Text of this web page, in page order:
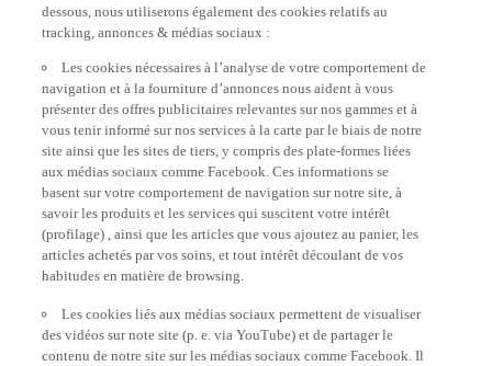
dessous, nous utiliserons également des cookies relatifs au
tracking, annonces & médias sociaux :
Les cookies nécessaires à l’analyse de votre comportement de
navigation et à la fourniture d’annonces nous aident à vous
présenter des offres publicitaires relevantes sur nos gammes et à
vous tenir informé sur nos services à la carte par le biais de notre
site ainsi que les sites de tiers, y compris des plate-formes liées
aux médias sociaux comme Facebook. Ces informations se
basent sur votre comportement de navigation sur notre site, à
savoir les produits et les services qui suscitent votre intérêt
(profilage) , ainsi que les articles que vous ajoutez au panier, les
articles achetés par vos soins, et tout intérêt découlant de vos
habitudes en matière de browsing.
Les cookies liés aux médias sociaux permettent de visualiser
des vidéos sur note site (p. e. via YouTube) et de partager le
contenu de notre site sur les médias sociaux comme Facebook. Il